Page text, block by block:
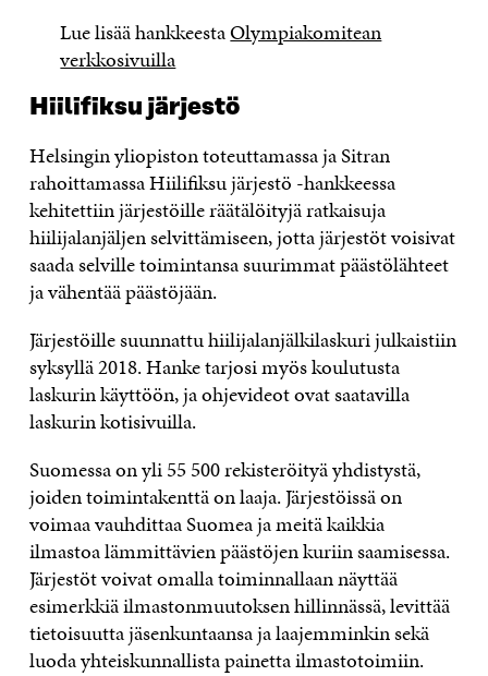
Lue lisää hankkeestaOlympiakomitean
verkkosivuilla
Hiilifiksu järjestö
Helsingin yliopiston toteuttamassa ja Sitran
rahoittamassa Hiilifiksu järjestö -hankkeessa
kehitettiin järjestöille räätälöityjä ratkaisuja
hiilijalanjäljen selvittämiseen, jotta järjestöt voisivat
saada selville toimintansa suurimmat päästölähteet
ja vähentää päästöjään.
Järjestöille suunnattu hiilijalanjälkilaskuri julkaistiin
syksyllä 2018. Hanke tarjosi myös koulutusta
laskurin käyttöön, ja ohjevideot ovat saatavilla
laskurin kotisivuilla.
Suomessa on yli 55 500 rekisteröityä yhdistystä,
joiden toimintakenttä on laaja. Järjestöissä on
voimaa vauhdittaa Suomea ja meitä kaikkia
ilmastoa lämmittävien päästöjen kuriin saamisessa.
Järjestöt voivat omalla toiminnallaan näyttää
esimerkkiä ilmastonmuutoksen hillinnässä, levittää
tietoisuutta jäsenkuntaansa ja laajemminkin sekä
luoda yhteiskunnallista painetta ilmastotoimiin.